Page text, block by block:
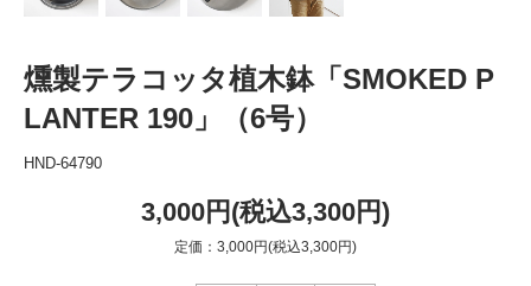
燻製テラコッタ植木鉢「SMOKED P
LANTER 190」（6号）
HND-64790
3,000円(税込3,300円)
定価：3,000円(税込3,300円)